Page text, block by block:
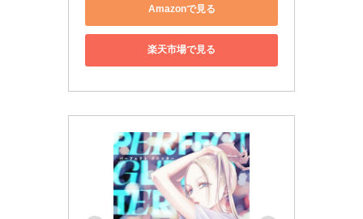
Amazonで見る
楽天市場で見る